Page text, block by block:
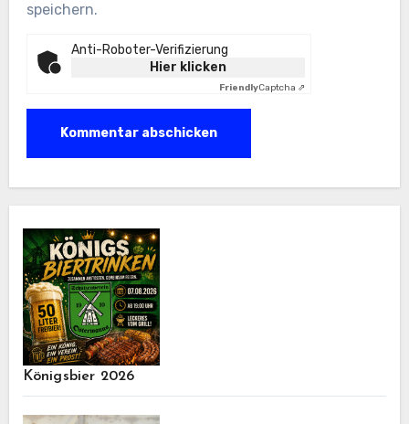
speichern.
Anti-Roboter-Verifizierung
Hier klicken
FriendlyCaptcha ⇗
Königsbier 2026